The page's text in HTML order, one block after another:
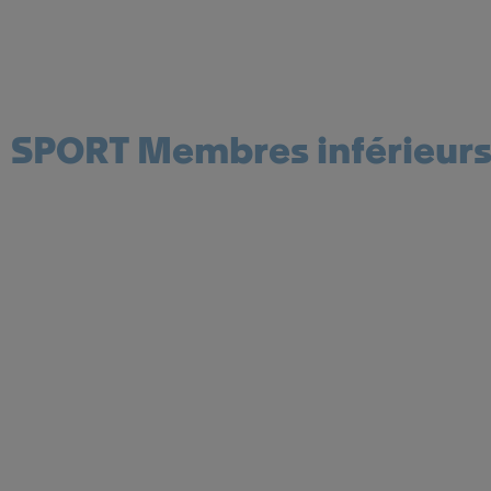
SPORT Membres inférieurs